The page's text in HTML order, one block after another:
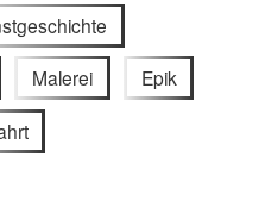
Malerei Epik